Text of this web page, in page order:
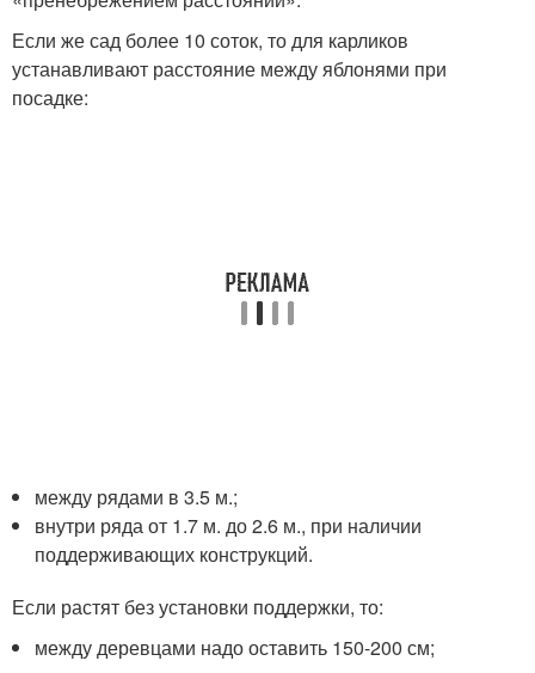
Если же сад более 10 соток, то для карликов
устанавливают расстояние между яблонями при
посадке:
между рядами в 3.5 м.;
внутри ряда от 1.7 м. до 2.6 м., при наличии
поддерживающих конструкций.
Если растят без установки поддержки, то:
между деревцами надо оставить 150-200 см;